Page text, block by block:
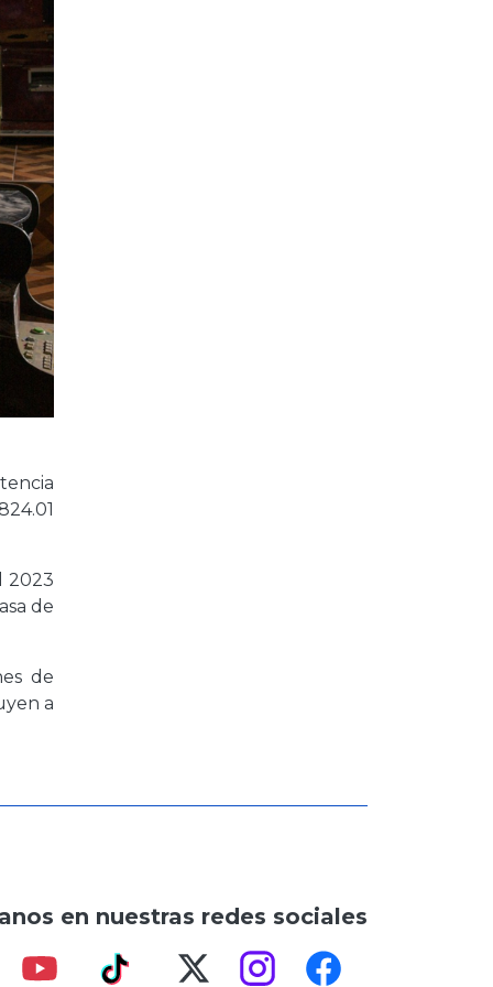
2023
de
de
a
en nuestras redes sociales